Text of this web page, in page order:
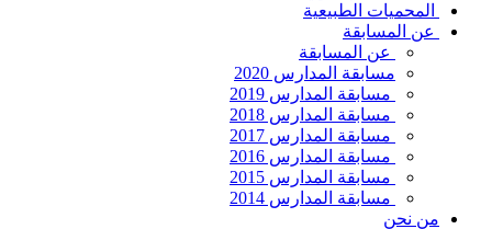
المحميات الطبيعية
عن المسابقة
عن المسابقة
مسابقة المدارس 2020
مسابقة المدارس 2019
مسابقة المدارس 2018
مسابقة المدارس 2017
مسابقة المدارس 2016
مسابقة المدارس 2015
مسابقة المدارس 2014
من نحن